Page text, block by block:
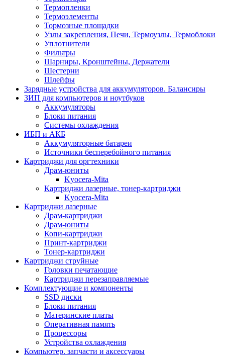
Термопленки
Термоэлементы
Тормозные площадки
Узлы закрепления, Печи, Термоузлы, Термоблоки
Уплотнители
Фильтры
Шарниры, Кронштейны, Держатели
Шестерни
Шлейфы
Зарядные устройства для аккумуляторов. Балансиры
ЗИП для компьютеров и ноутбуков
Аккумуляторы
Блоки питания
Системы охлаждения
ИБП и АКБ
Аккумуляторные батареи
Источники бесперебойного питания
Картриджи для оргтехники
Драм-юниты
Kyocera-Mita
Картриджи лазерные, тонер-картриджи
Kyocera-Mita
Картриджи лазерные
Драм-картриджи
Драм-юниты
Копи-картриджи
Принт-картриджи
Тонер-картриджи
Картриджи струйные
Головки печатающие
Картриджи перезаправляемые
Комплектующие и компоненты
SSD диски
Блоки питания
Материнские платы
Оперативная память
Процессоры
Устройства охлаждения
Компьютер. запчасти и аксессуары